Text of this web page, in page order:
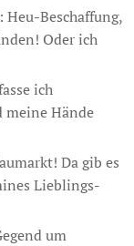
Beschaffung,
Oder ich
ich
meine Hände
Da gib es
Lieblings-
um